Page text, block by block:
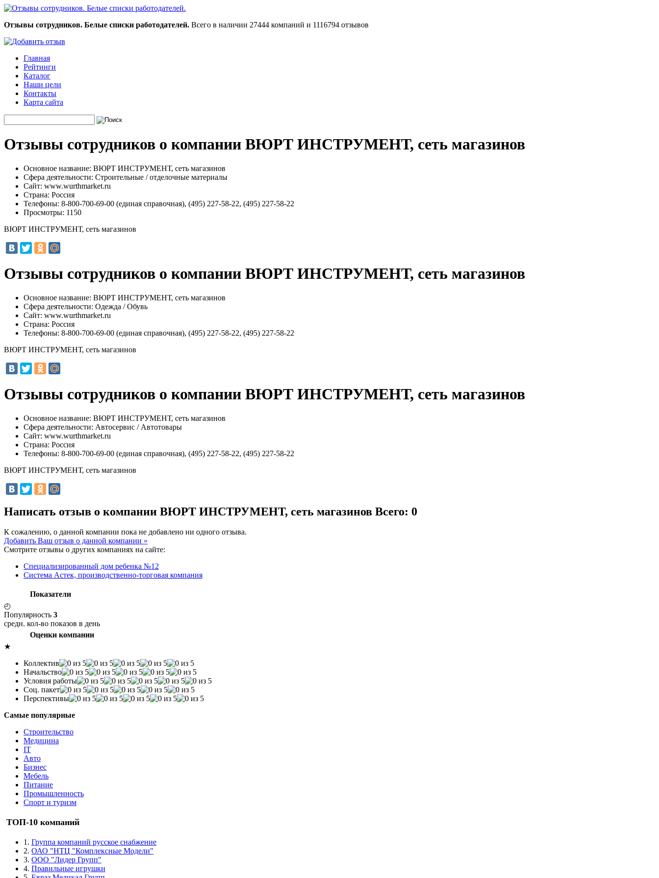
Отзывы сотрудников. Белые списки работодателей. Всего в наличии 27444 компаний и 1116794 отзывов
Главная
Рейтинги
Каталог
Наши цели
Контакты
Карта сайта
Отзывы сотрудников о компании ВЮРТ ИНСТРУМЕНТ, сеть магазинов
Основное название: ВЮРТ ИНСТРУМЕНТ, сеть магазинов
Сфера деятельности: Строительные / отделочные материалы
Сайт: www.wurthmarket.ru
Страна: Россия
Телефоны: 8-800-700-69-00 (единая справочная), (495) 227-58-22, (495) 227-58-22
Просмотры: 1150
ВЮРТ ИНСТРУМЕНТ, сеть магазинов
Отзывы сотрудников о компании ВЮРТ ИНСТРУМЕНТ, сеть магазинов
Основное название: ВЮРТ ИНСТРУМЕНТ, сеть магазинов
Сфера деятельности: Одежда / Обувь
Сайт: www.wurthmarket.ru
Страна: Россия
Телефоны: 8-800-700-69-00 (единая справочная), (495) 227-58-22, (495) 227-58-22
ВЮРТ ИНСТРУМЕНТ, сеть магазинов
Отзывы сотрудников о компании ВЮРТ ИНСТРУМЕНТ, сеть магазинов
Основное название: ВЮРТ ИНСТРУМЕНТ, сеть магазинов
Сфера деятельности: Автосервис / Автотовары
Сайт: www.wurthmarket.ru
Страна: Россия
Телефоны: 8-800-700-69-00 (единая справочная), (495) 227-58-22, (495) 227-58-22
ВЮРТ ИНСТРУМЕНТ, сеть магазинов
Написать отзыв о компании ВЮРТ ИНСТРУМЕНТ, сеть магазинов Всего: 0
К сожалению, о данной компании пока не добавлено ни одного отзыва.
Добавить Ваш отзыв о данной компании »
Смотрите отзывы о других компаниях на сайте:
Специализированный дом ребенка №12
Система Астек, производственно-торговая компания
Показатели
◴
Популярность 3
средн. кол-во показов в день
Оценки компании
★
Коллектив
Начальство
Условия работы
Соц. пакет
Перспективы
Самые популярные
Строительство
Медицина
IT
Авто
Бизнес
Мебель
Питание
Промышленность
Спорт и туризм
ТОП-10 компаний
1. Группа компаний русское снабжение
2. ОАО "НТЦ "Комплексные Модели"
3. ООО "Лидер Групп"
4. Правильные игрушки